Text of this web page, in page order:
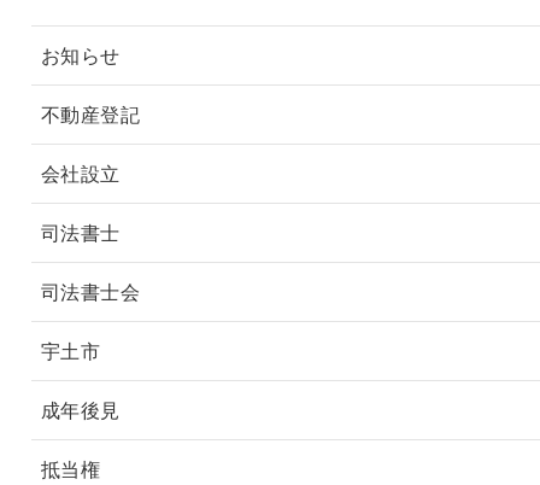
お知らせ
不動産登記
会社設立
司法書士
司法書士会
宇土市
成年後見
抵当権